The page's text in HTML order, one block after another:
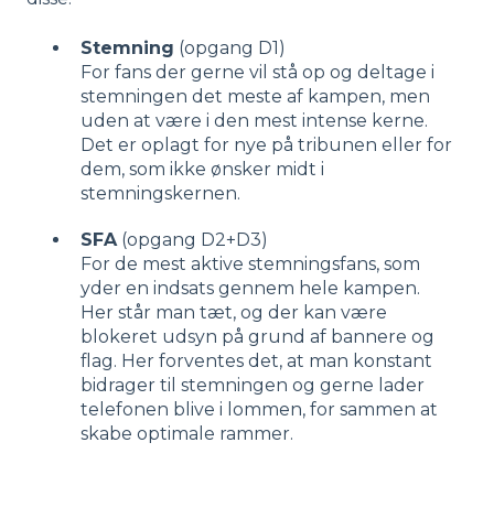
Stemning (opgang D1)
For fans der gerne vil stå op og deltage i
stemningen det meste af kampen, men
uden at være i den mest intense kerne.
Det er oplagt for nye på tribunen eller for
dem, som ikke ønsker midt i
stemningskernen.
SFA (opgang D2+D3)
For de mest aktive stemningsfans, som
yder en indsats gennem hele kampen.
Her står man tæt, og der kan være
blokeret udsyn på grund af bannere og
flag. Her forventes det, at man konstant
bidrager til stemningen og gerne lader
telefonen blive i lommen, for sammen at
skabe optimale rammer.